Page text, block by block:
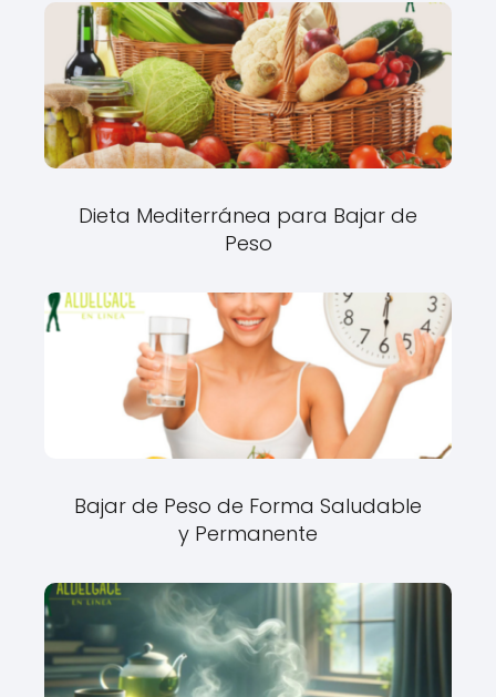
Dieta Mediterránea para Bajar de
Peso
Bajar de Peso de Forma Saludable
y Permanente